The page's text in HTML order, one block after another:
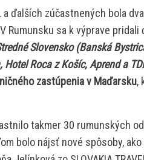
a ďalších zúčastnených bola
Rumunsku sa k výprave pridali
Slovensko (Banská
Roca z Košíc, Aprend a
zastúpenia v Maďarsku,
takmer 30 rumunských
bolo nájsť nové spôsoby,